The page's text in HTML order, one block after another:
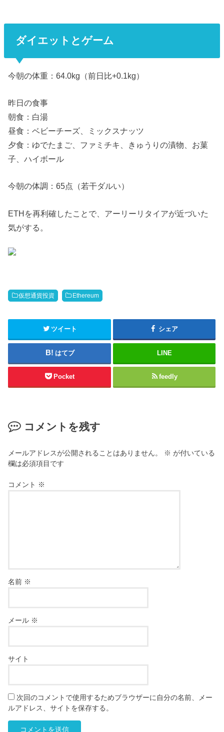
ダイエットとゲーム
今朝の体重：64.0kg（前日比+0.1kg）
昨日の食事
朝食：白湯
昼食：ベビーチーズ、ミックスナッツ
夕食：ゆでたまご、ファミチキ、きゅうりの漬物、お菓
子、ハイボール
今朝の体調：65点（若干ダルい）
ETHを再利確したことで、アーリーリタイアが近づいた
気がする。
仮想通貨投資 Ethereum
ツイート シェア
はてブ LINE
Pocket feedly
コメントを残す
メールアドレスが公開されることはありません。 ※ が付いている
欄は必須項目です
コメント ※
名前 ※
メール ※
サイト
次回のコメントで使用するためブラウザーに自分の名前、メー
ルアドレス、サイトを保存する。